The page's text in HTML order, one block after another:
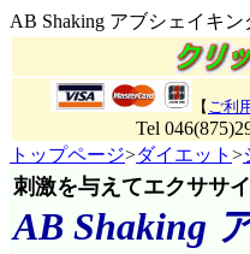
AB Shaking アブシェイキン
【 ご利
Tel
トップページ>ダイエット >
刺激を与えてエクササ
AB Shaking